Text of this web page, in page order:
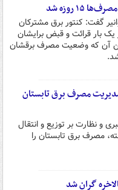
روزه شد
گفت: کنتور برق مشترکان
هر ۱۵ روز یک بار قرائت و قبض برایشان
آن که وضعیت مصرف برقشان
بسته مدیریت مصرف برق تابستان
و نظارت بر توزیع و انتقال
نیرو گفت: این وزارتخانه با ۳۶ بسته، مصرف برق تابستان را
گران شد